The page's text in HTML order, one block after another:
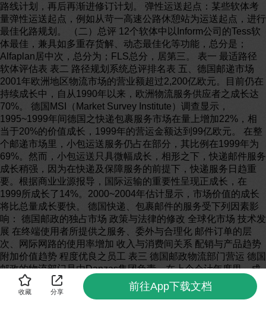
收藏 分享 前往App下载文档